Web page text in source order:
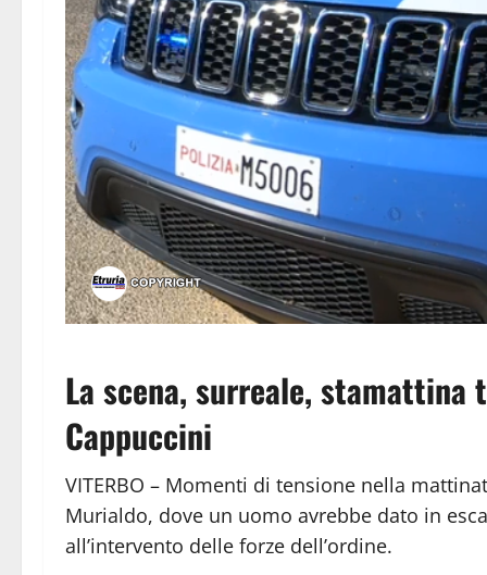
La scena, surreale,
Cappuccini
VITERBO – Momenti di tensione nella
Murialdo, dove un uomo avrebbe dato in
all’intervento delle forze dell’ordine.